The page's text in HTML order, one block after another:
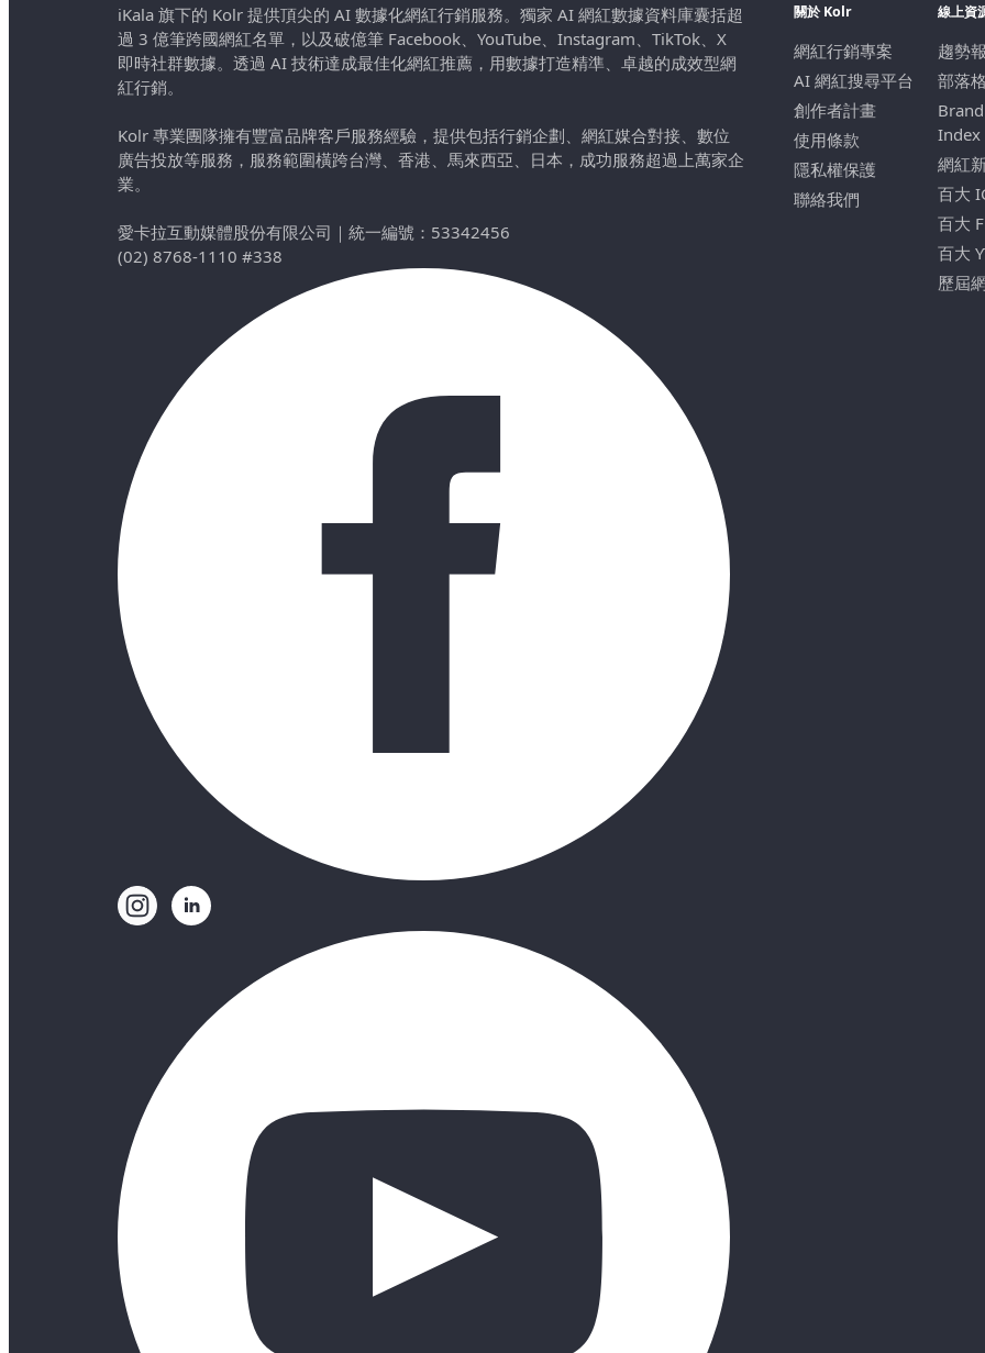
iKala 旗下的 Kolr 提供頂尖的 AI 數據化網紅行銷服務。獨家 AI 網紅數據資料庫囊括超
過 3 億筆跨國網紅名單，以及破億筆 Facebook、YouTube、Instagram、TikTok、X
即時社群數據。透過 AI 技術達成最佳化網紅推薦，用數據打造精準、卓越的成效型網
紅行銷。
Kolr 專業團隊擁有豐富品牌客戶服務經驗，提供包括行銷企劃、網紅媒合對接、數位
廣告投放等服務，服務範圍橫跨台灣、香港、馬來西亞、日本，成功服務超過上萬家企
業。
愛卡拉互動媒體股份有限公司 ｜ 統一編號：53342456
(02) 8768-1110 #338
關於 Kolr
網紅行銷專案
AI 網紅搜尋平台
創作者計畫
使用條款
隱私權保護
聯絡我們
線上資
趨勢
部落格
Index
網紅
百大
百大
百大
歷屆